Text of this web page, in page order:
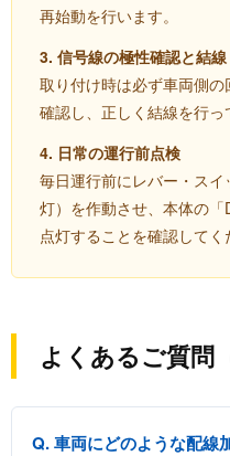
再始動を行います。
3. 信号線の極性確認と結線
取り付け時は必ず車両側
確認し、正しく結線を行っ
4. 日常の運行前点検
毎日運行前にレバー・ス
灯）を作動させ、本体の「
点灯することを確認してく
よくあるご質問
Q. 車両にどのような配線